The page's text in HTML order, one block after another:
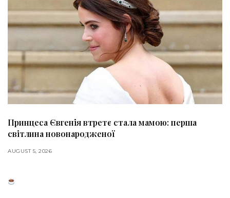
Принцеса Євгенія втретє стала мамою: перша
світлина новонародженої
AUGUST 5, 2026